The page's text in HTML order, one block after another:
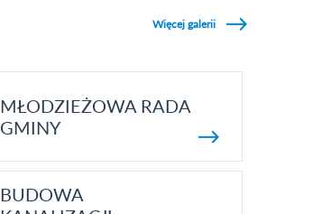
Więcej galerii
MŁODZIEŻOWA RADA
GMINY
BUDOWA